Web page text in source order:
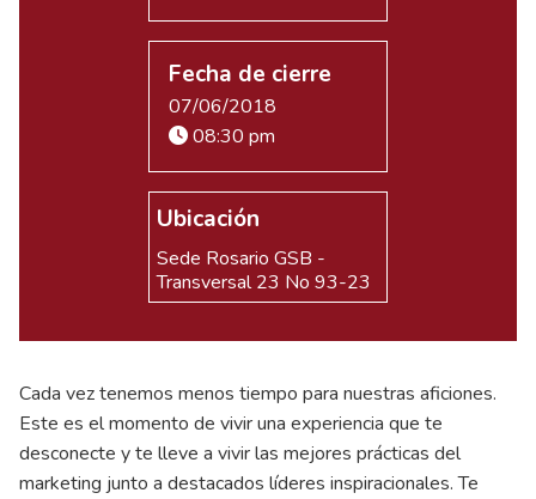
Fecha de cierre
07/06/2018
08:30 pm
Ubicación
Sede Rosario GSB -
Transversal 23 No 93-23
Cada vez tenemos menos tiempo para nuestras aficiones.
Este es el momento de vivir una experiencia que te
desconecte y te lleve a vivir las mejores prácticas del
marketing junto a destacados líderes inspiracionales. Te